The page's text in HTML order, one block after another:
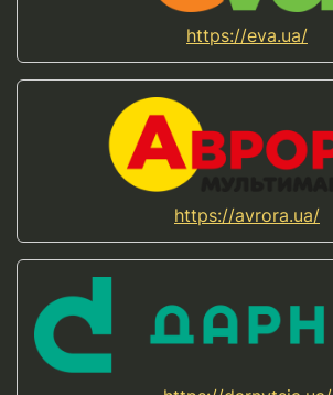
https://eva.ua/
https://avrora.ua/